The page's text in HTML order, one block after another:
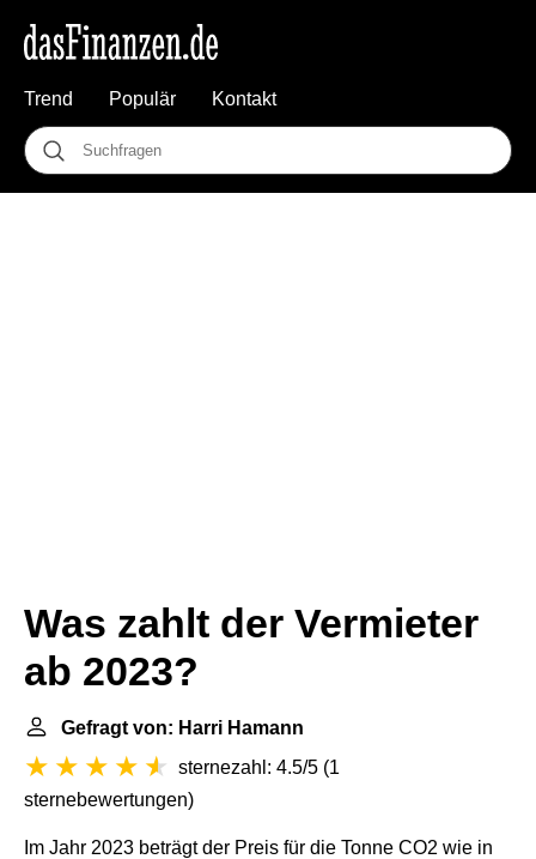
Trend Populär Kontakt
Was zahlt der Vermieter
ab 2023?
Gefragt von: Harri Hamann
sternezahl: 4.5/5 (1
sternebewertungen)
Im Jahr 2023 beträgt der Preis für die Tonne CO2 wie in